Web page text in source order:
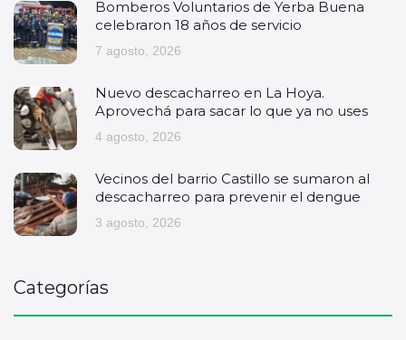
Bomberos Voluntarios de Yerba Buena
celebraron 18 años de servicio
7 agosto, 2026
Nuevo descacharreo en La Hoya.
Aprovechá para sacar lo que ya no uses
4 agosto, 2026
Vecinos del barrio Castillo se sumaron al
descacharreo para prevenir el dengue
3 agosto, 2026
Categorías